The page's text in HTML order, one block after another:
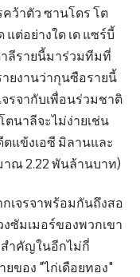
ว้าตัว ซานโดร โต
แต่อย่างใด เด แซร์บี้
ลีรายนี้มาร่วมทีมที่
ยงานว่ากุนซือรายนี้
รจากับเพื่อนร่วมชาติ
ตนาลีจะไม่ง่ายเช่น
ตแข้งเอซี มิลานและ
าณ 2.22 พันล้านบาท)
เจรจาพร้อมกันถึงสอ
ซัมเมอร์ของพวกเขา
สำคัญในอีกไม่กี่
ของ "ไก่เดือยทอง"